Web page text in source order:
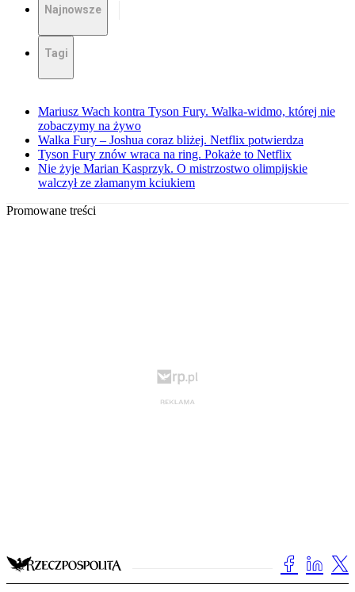
Najnowsze
Tagi
Mariusz Wach kontra Tyson Fury. Walka-widmo, której nie
zobaczymy na żywo
Walka Fury – Joshua coraz bliżej. Netflix potwierdza
Tyson Fury znów wraca na ring. Pokaże to Netflix
Nie żyje Marian Kasprzyk. O mistrzostwo olimpijskie
walczył ze złamanym kciukiem
Promowane treści